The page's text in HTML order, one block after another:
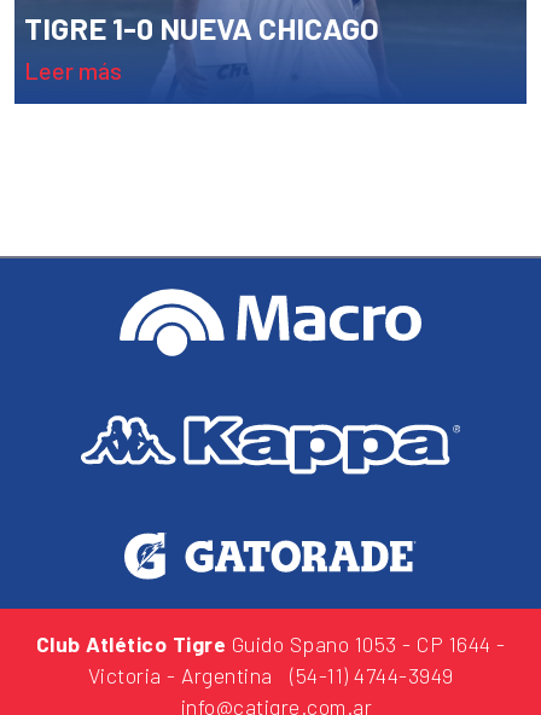
TIGRE 1-0 NUEVA CHICAGO
leer más
Club Atlético Tigre Guido Spano 1053 - CP 1644 -
Victoria - Argentina
(54-11) 4744-3949
info@catigre.com.ar